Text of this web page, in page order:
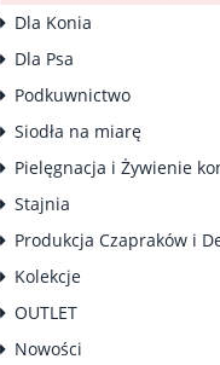
Dla Konia
Dla Psa
Podkuwnictwo
Siodła na miarę
Pielęgnacja i Żywienie
Stajnia
Produkcja Czapraków i
Kolekcje
OUTLET
Nowości